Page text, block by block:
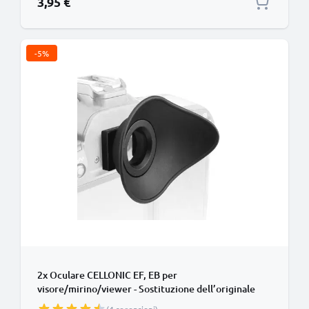
-5%
2x Oculare CELLONIC EF, EB per
visore/mirino/viewer - Sostituzione dell’originale
Canon EOS 1000D EOS 100D EOS 40D EOS 450D EOS